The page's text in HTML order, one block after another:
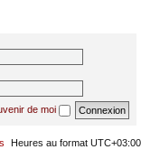
de moi
Heures au format UTC+03:00